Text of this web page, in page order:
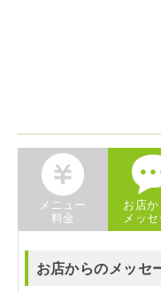
メニュー
料金
お店
メッ
お店からのメッセ